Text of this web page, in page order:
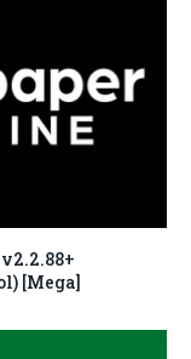
[Mega]